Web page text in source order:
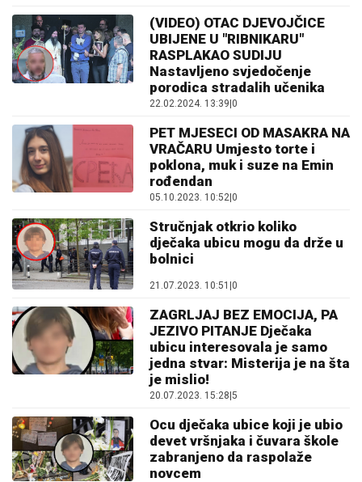
(VIDEO) OTAC DJEVOJČICE
UBIJENE U "RIBNIKARU"
RASPLAKAO SUDIJU
Nastavljeno svjedočenje
porodica stradalih učenika
22.02.2024. 13:39 0
PET MJESECI OD MASAKRA NA
VRAČARU Umjesto torte i
poklona, muk i suze na Emin
rođendan
05.10.2023. 10:52 0
Stručnjak otkrio koliko
dječaka ubicu mogu da drže u
bolnici
21.07.2023. 10:51 |0
ZAGRLJAJ BEZ EMOCIJA, PA
JEZIVO PITANJE Dječaka
ubicu interesovala je samo
jedna stvar: Misterija je na šta
je mislio!
20.07.2023. 15:28|5
Ocu dječaka ubice koji je ubio
devet vršnjaka i čuvara škole
zabranjeno da raspolaže
novcem